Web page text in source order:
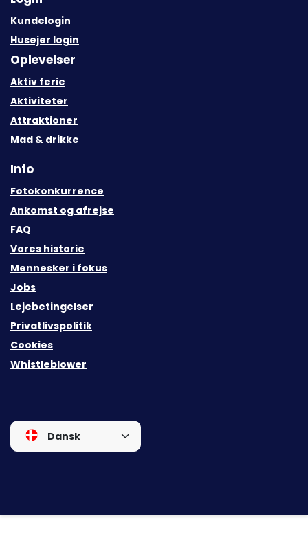
Kundelogin
Husejer login
Oplevelser
Aktiv ferie
Aktiviteter
Attraktioner
Mad & drikke
Info
Fotokonkurrence
Ankomst og afrejse
FAQ
Vores historie
Mennesker i fokus
Jobs
Lejebetingelser
Privatlivspolitik
Cookies
Whistleblower
Dansk